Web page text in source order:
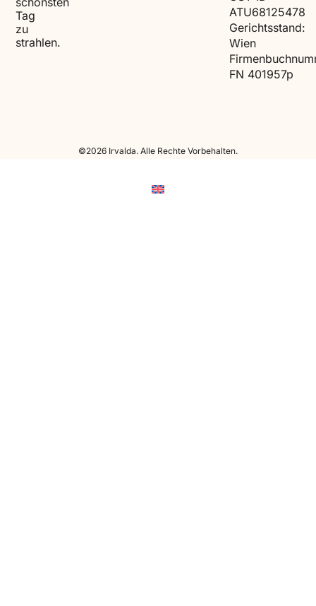
ATU68125478
Gerichtsstand:
Wien
FN 401957p
Tag
zu
strahlen.
©2026 Irvalda. Alle Rechte Vorbehalten.